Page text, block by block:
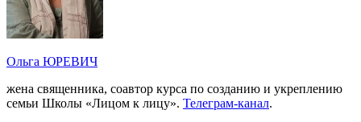
Ольга ЮРЕВИЧ
жена священника, соавтор курса по созданию и укреплению
семьи Школы «Лицом к лицу». Телеграм-канал.